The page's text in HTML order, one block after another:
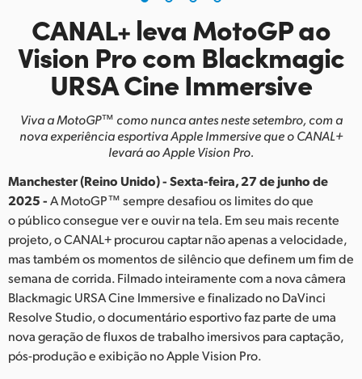
Finland
France
Hong Kong SAR, China
India
Italy
Korea
Mexico
Malaysia
CANAL+ leva MotoGP ao
Vision Procom Blackmagic
URSA Cine Immersive
Viva a MotoGP™ como nunca antes neste setembro, com a
novaexperiência esportiva Apple Immersive que o CANAL+
levará ao Apple Vision Pro.
Manchester (Reino Unido) - Sexta-feira, 27 de junho de
2025 -A MotoGP™ sempre desafiou os limites do que
o público consegue ver e ouvir na tela. Em seu mais recente
projeto, o CANAL+ procurou captar não apenas a velocidade,
mas também os momentos de silêncio que definem um fim de
semana de corrida. Filmado inteiramente com a nova câmera
Blackmagic URSA Cine Immersive e finalizado no DaVinci
Resolve Studio, o documentário esportivo faz parte de uma
nova geração de fluxos de trabalho imersivos para captação,
pós-produção e exibição no Apple Vision Pro.